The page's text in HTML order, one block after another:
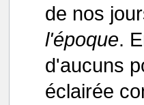
de nos
l'époque.
d'aucuns
éclairée